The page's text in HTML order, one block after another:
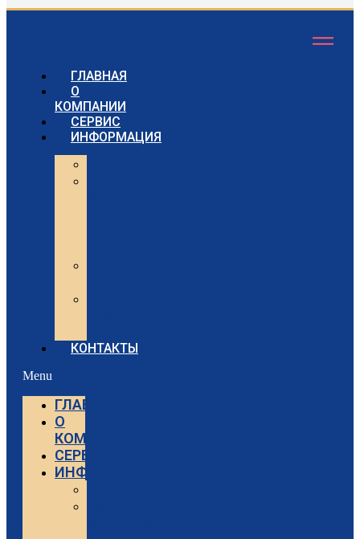
ГЛАВНАЯ
О
КОМПАНИИ
СЕРВИС
ИНФОРМАЦИЯ
КОНТАКТЫ
Menu
ГЛАВНАЯ
О
КОМПАНИИ
СЕРВИС
ИНФОРМАЦИЯ